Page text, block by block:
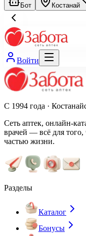
Бот Костанай
Войти
С 1994 года ·
Сеть аптек, онлайн-
врачей — всё для того,
частью жизни.
Разделы
Каталог
Бонусы